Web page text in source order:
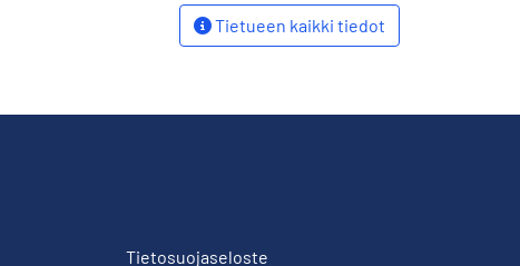
Tietueen kaikki tiedot
Tietosuojaseloste